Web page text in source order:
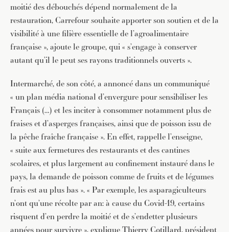
moitié des débouchés dépend normalement de la
restauration, Carrefour souhaite apporter son soutien et de la
visibilité à une filière essentielle de l’agroalimentaire
française », ajoute le groupe, qui « s’engage à conserver
autant qu’il le peut ses rayons traditionnels ouverts ».
Intermarché, de son côté, a annoncé dans un communiqué
« un plan média national d’envergure pour sensibiliser les
Français (…) et les inciter à consommer notamment plus de
fraises et d’asperges françaises, ainsi que de poisson issu de
la pêche fraîche française ». En effet, rappelle l’enseigne,
« suite aux fermetures des restaurants et des cantines
scolaires, et plus largement au confinement instauré dans le
pays, la demande de poisson comme de fruits et de légumes
frais est au plus bas ». « Par exemple, les asparagiculteurs
n’ont qu’une récolte par an: à cause du Covid-19, certains
risquent d’en perdre la moitié et de s’endetter plusieurs